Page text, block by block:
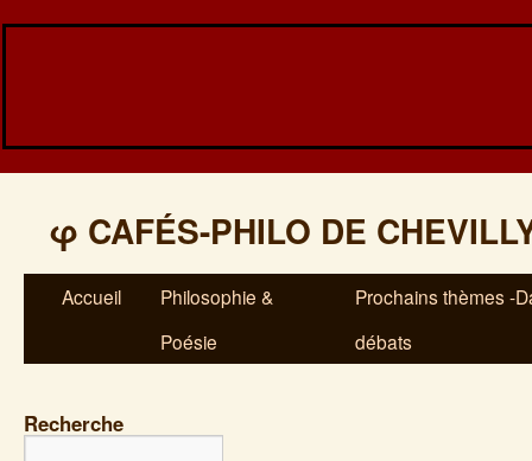
φ CAFÉS-PHILO DE
Accueil
Philosophie &
Poésie
Prochains thèmes -
débats
Recherche